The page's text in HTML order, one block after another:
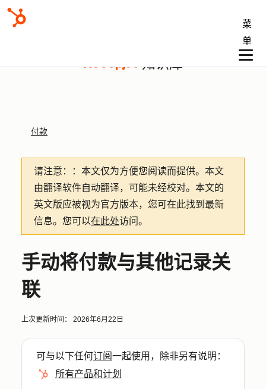
菜
单
知识库
付款
请注意： ：本文仅为方便您阅读而提供。 本文
由翻译软件自动翻译，可能未经校对。本文的
英文版应被视为官方版本，您可在此找到最新
信息。您可以在此处访问。
手动将付款与其他记录关
联
上次更新时间： 2026年6月22日
可与以下任何订阅一起使用，除非另有说明：
所有产品和计划